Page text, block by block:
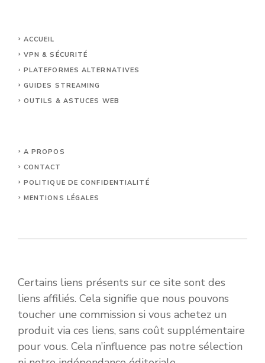
ACCUEIL
VPN & SÉCURITÉ
PLATEFORMES ALTERNATIVES
GUIDES STREAMING
OUTILS & ASTUCES WEB
A PROPOS
CONTACT
POLITIQUE DE CONFIDENTIALITÉ
MENTIONS LÉGALES
Certains liens présents sur ce site sont des
liens affiliés. Cela signifie que nous pouvons
toucher une commission si vous achetez un
produit via ces liens, sans coût supplémentaire
pour vous. Cela n’influence pas notre sélection